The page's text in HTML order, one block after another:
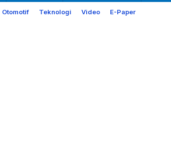
Otomotif Teknologi Video E-Paper